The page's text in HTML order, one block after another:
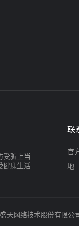
受骗上当
健康生活
联
官
地
天网络技术股份有限公